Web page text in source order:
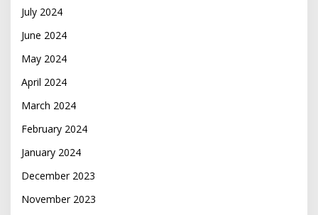
July 2024
June 2024
May 2024
April 2024
March 2024
February 2024
January 2024
December 2023
November 2023